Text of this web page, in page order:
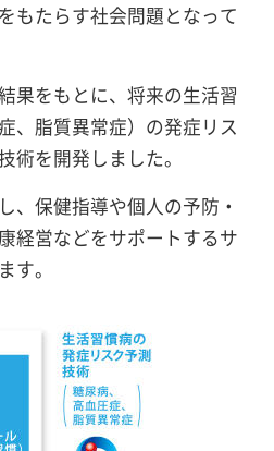
もたらす社会問題となって
果をもとに、将来の生活習
、脂質異常症）の発症リス
術を開発しました。
、保健指導や個人の予防・
経営などをサポートするサ
す。